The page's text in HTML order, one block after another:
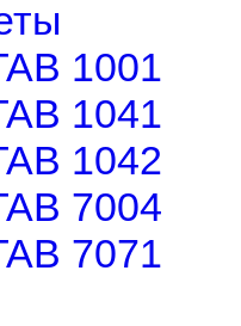
1001
1041
1042
7004
7071